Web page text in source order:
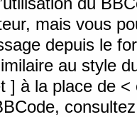
mais vous
depuis le
au style
] à la place de <